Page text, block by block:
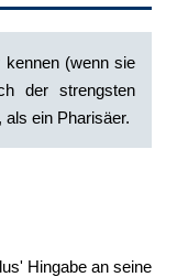
(wenn sie
der strengsten
als ein Pharisäer.
Hingabe an seine